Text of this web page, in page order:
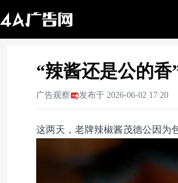
“辣酱还是公的
广告观察 发布于 2026-06-02 17:20
这两天，老牌辣椒酱茂德公因为